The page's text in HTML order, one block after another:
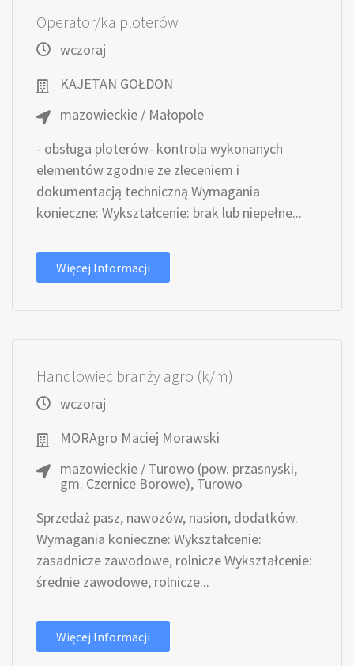
Operator/ka ploterów
wczoraj
KAJETAN GOŁDON
mazowieckie / Małopole
- obsługa ploterów- kontrola wykonanych
elementów zgodnie ze zleceniem i
dokumentacją techniczną Wymagania
konieczne: Wykształcenie: brak lub niepełne...
Więcej Informacji
Handlowiec branży agro (k/m)
wczoraj
MORAgro Maciej Morawski
mazowieckie / Turowo (pow. przasnyski,
gm. Czernice Borowe), Turowo
Sprzedaż pasz, nawozów, nasion, dodatków.
Wymagania konieczne: Wykształcenie:
zasadnicze zawodowe, rolnicze Wykształcenie:
średnie zawodowe, rolnicze...
Więcej Informacji